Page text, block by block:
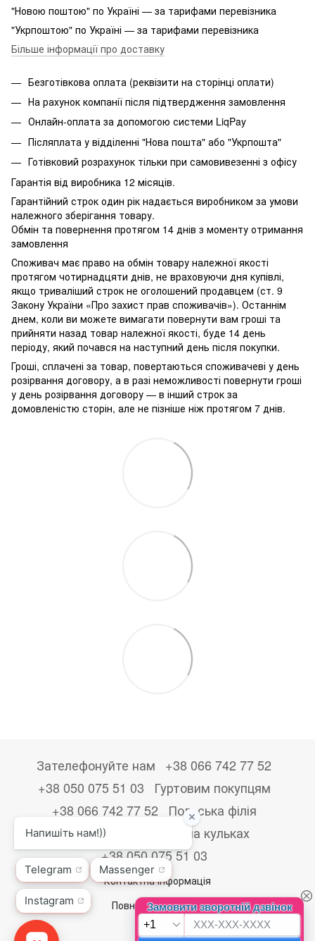
"Новою поштою" по Україні — за тарифами перевізника
"Укрпоштою" по Україні — за тарифами перевізника
Більше інформації про доставку
Безготівкова оплата (реквізити на сторінці оплати)
На рахунок компанії після підтвердження замовлення
Онлайн-оплата за допомогою системи LiqPay
Післяплата у відділенні "Нова пошта" або "Укрпошта"
Готівковий розрахунок тільки при самовивезенні з офісу
Гарантія від виробника 12 місяців.
Гарантійний строк один рік надається виробником за умови
належного зберігання товару.
Обмін та повернення протягом 14 днів з моменту отримання
замовлення
Споживач має право на обмін товару належної якості
протягом чотирнадцяти днів, не враховуючи дня купівлі,
якщо триваліший строк не оголошений продавцем (ст. 9
Закону України «Про захист прав споживачів»). Останнім
днем, коли ви можете вимагати повернути вам гроші та
прийняти назад товар належної якості, буде 14 день
періоду, який почався на наступний день після покупки.
Гроші, сплачені за товар, повертаються споживачеві у день
розірвання договору, а в разі неможливості повернути гроші
у день розірвання договору — в інший строк за
домовленістю сторін, але не пізніше ніж протягом 7 днів.
Зателефонуйте нам
+38 066 742 77 52
+38 050 075 51 03
Гуртовим покупцям
+38 066 742 77 52
Польська філія
+48533867723
Друк на кульках
+38 050 075 51 03
Контактна інформація
Повна версія сайту
© 2026